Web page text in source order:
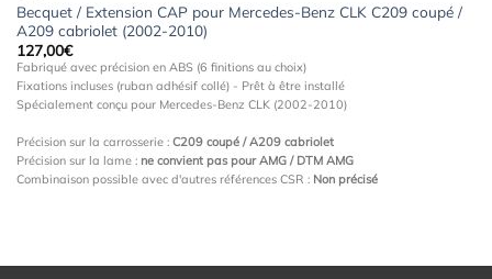
Becquet / Extension CAP pour Mercedes-Benz CLK C209 coupé /
A209 cabriolet (2002-2010)
127,00€
Fabriqué avec précision en ABS (6 finitions au choix)
Fixations incluses (ruban adhésif collé) - Prêt à être installé
Spécialement conçu pour Mercedes-Benz CLK (2002-2010)
Précision sur la carrosserie : C209 coupé / A209 cabriolet
Précision sur la lame : ne convient pas pour AMG / DTM AMG
Combinaison possible avec d'autres références CSR : Non précisé